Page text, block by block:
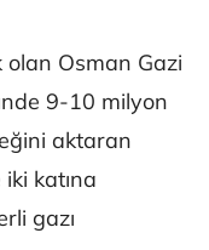
olan Osman Gazi
9-10 milyon
aktaran
katına
gazı